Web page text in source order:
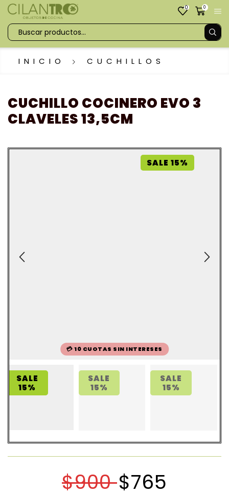
0 0
INICIO CUCHILLOS
CUCHILLO COCINERO EVO 3
CLAVELES 13,5CM
SALE 15%
💳 10 CUOTAS SIN INTERESES
SALE
15%
SALE
15%
SALE
15%
$900 $765